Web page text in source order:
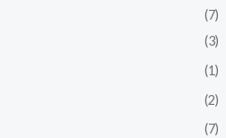
(7)
(3)
(1)
(2)
(7)